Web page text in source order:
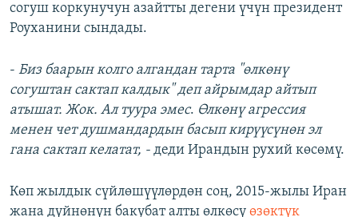
согуш коркунучун азайтты дегени үчүн президент
Роуханини сындады.
- Биз баарын колго алгандан тарта "өлкөнү
согуштан сактап калдык" деп айрымдар айтып
атышат. Жок. Ал туура эмес. Өлкөнү агрессия
менен чет душмандардын басып кирүүсүнөн эл
гана сактап келатат, - деди Ирандын рухий көсөмү​.
Көп жылдык сүйлөшүүлөрдөн соң, 2015-жылы Иран
жана дүйнөнүн бакубат алты өлкөсү өзөктүк